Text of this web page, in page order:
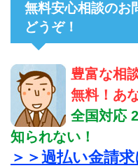
無料安心相談のお
どうぞ！
豊富な相
無料！あ
全国対応
知られない！
＞＞過払い金請